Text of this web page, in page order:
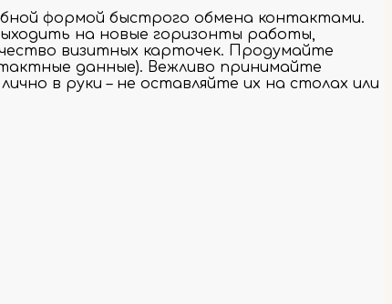
формой быстрого обмена контактами.
на новые горизонты работы,
визитных карточек. Продумайте
данные). Вежливо принимайте
в руки – не оставляйте их на столах или